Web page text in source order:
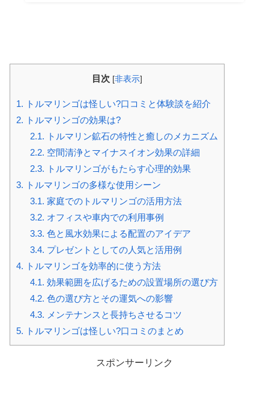
目次 [非表示]
1. トルマリンゴは怪しい?口コミと体験談を紹介
2. トルマリンゴの効果は?
2.1. トルマリン鉱石の特性と癒しのメカニズム
2.2. 空間清浄とマイナスイオン効果の詳細
2.3. トルマリンゴがもたらす心理的効果
3. トルマリンゴの多様な使用シーン
3.1. 家庭でのトルマリンゴの活用方法
3.2. オフィスや車内での利用事例
3.3. 色と風水効果による配置のアイデア
3.4. プレゼントとしての人気と活用例
4. トルマリンゴを効率的に使う方法
4.1. 効果範囲を広げるための設置場所の選び方
4.2. 色の選び方とその運気への影響
4.3. メンテナンスと長持ちさせるコツ
5. トルマリンゴは怪しい?口コミのまとめ
スポンサーリンク